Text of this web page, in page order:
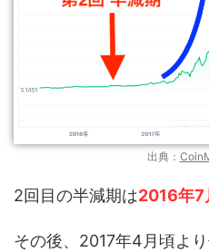
出典：
2回目の半減期は2016年7
その後、2017年4月頃よ